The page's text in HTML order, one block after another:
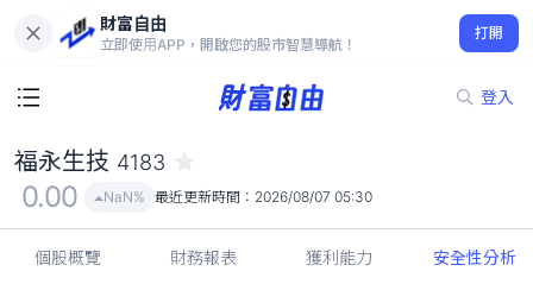
財富自由
立即使用APP，開啟您的股市智慧導航！
打開
登入
0.00
NaN%
福永生技 4183
個股概覽 財務報表 獲利能力 安全性分析